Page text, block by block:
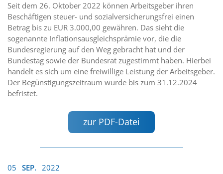
Seit dem 26. Oktober 2022 können Arbeitsgeber ihren
Beschäftigen steuer- und sozialversicherungsfrei einen
Betrag bis zu EUR 3.000,00 gewähren. Das sieht die
sogenannte Inflationsausgleichsprämie vor, die die
Bundesregierung auf den Weg gebracht hat und der
Bundestag sowie der Bundesrat zugestimmt haben. Hierbei
handelt es sich um eine freiwillige Leistung der Arbeitsgeber.
Der Begünstigungszeitraum wurde bis zum 31.12.2024
befristet.
zur PDF-Datei
05 SEP. 2022